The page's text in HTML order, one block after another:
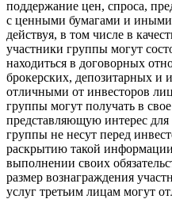
поддержание цен, спроса,
с ценными бумагами и
действуя, в том числе в
участники группы могут
находиться в договорных
брокерских, депозитарных и
отличными от инвесторов
группы могут получать в
представляющую интерес для
группы не несут перед
раскрытию такой
выполнении своих
размер вознаграждения
услуг третьим лицам могут